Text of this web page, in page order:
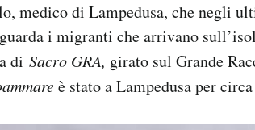
medico di Lampedusa, che negli
i migranti che arrivano
di Sacro GRA, girato sul Grande
è stato a Lampedusa per